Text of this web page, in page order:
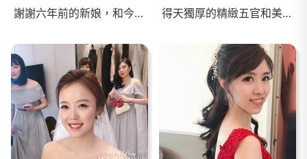
謝謝六年前的新娘，和今日的美麗新娘 得天獨厚的精緻五官和美好身形